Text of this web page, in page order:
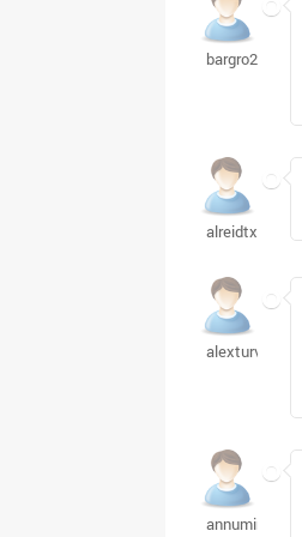
bargro2001
alreidtx471
alexturvey178
annumiro